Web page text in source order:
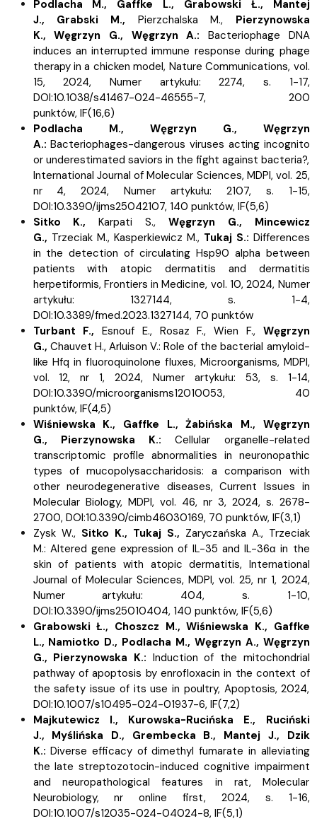
Podlacha M.,
Gaffke L., Grabowski Ł.,
Mantej
J.,
Grabski M., Pierzchalska M.,
Pierzynowska
K.,
Węgrzyn G., Węgrzyn A.:
Bacteriophage DNA
induces an interrupted immune response during phage
therapy in a chicken model, Nature Communications, vol.
15, 2024, Numer artykułu: 2274, s.
1-17,
DOI:10.1038/s41467-024-46555-7, 200
punktów, IF(16,6)
Podlacha M.,
Węgrzyn G.,
Węgrzyn
A.: Bacteriophages-dangerous viruses acting incognito
or underestimated saviors in the fight against bacteria?,
International Journal of Molecular Sciences, MDPI, vol. 25,
nr 4, 2024, Numer artykułu: 2107, s.
1-15,
DOI:10.3390/ijms25042107, 140 punktów, IF(5,6)
Sitko K.,
Karpati S., Węgrzyn G.,
Mincewicz
G., Trzeciak M., Kasperkiewicz M., Tukaj S.: Differences
in the detection of circulating Hsp90 alpha between
patients with atopic dermatitis and dermatitis
herpetiformis, Frontiers in Medicine, vol. 10, 2024, Numer
artykułu: 1327144, s.
1-4,
DOI:10.3389/fmed.2023.1327144, 70 punktów
Turbant F., Esnouf E., Rosaz F., Wien F., Węgrzyn
G., Chauvet H., Arluison V.: Role of the bacterial amyloid-
like Hfq in fluoroquinolone fluxes, Microorganisms, MDPI,
vol. 12, nr 1, 2024, Numer artykułu: 53, s.
1-14,
DOI:10.3390/microorganisms12010053, 40
punktów, IF(4,5)
Wiśniewska K.,
Gaffke L., Żabińska M., Węgrzyn
G.,
Pierzynowska K.:
Cellular organelle-related
transcriptomic profile abnormalities in neuronopathic
types of mucopolysaccharidosis: a comparison with
other neurodegenerative diseases, Current Issues in
Molecular Biology, MDPI, vol. 46, nr 3, 2024, s. 2678-
2700, DOI:10.3390/cimb46030169, 70 punktów, IF(3,1)
Zysk W., Sitko K., Tukaj S., Zaryczańska A., Trzeciak
M.: Altered gene expression of IL-35 and IL-36α in the
skin of patients with atopic dermatitis, International
Journal of Molecular Sciences, MDPI, vol. 25, nr 1, 2024,
Numer artykułu: 404, s.
1-10,
DOI:10.3390/ijms25010404, 140 punktów, IF(5,6)
Grabowski Ł., Choszcz M., Wiśniewska K., Gaffke
L., Namiotko D., Podlacha M., Węgrzyn A., Węgrzyn
G., Pierzynowska K.: Induction of the mitochondrial
pathway of apoptosis by enrofloxacin in the context of
the safety issue of its use in poultry, Apoptosis, 2024,
DOI:10.1007/s10495-024-01937-6, IF(7,2)
Majkutewicz I.,
Kurowska-Rucińska E.,
Ruciński
J., Myślińska D., Grembecka B., Mantej J.,
Dzik
K.: Diverse efficacy of dimethyl fumarate in alleviating
the late streptozotocin-induced cognitive impairment
and neuropathological features in rat, Molecular
Neurobiology, nr online first, 2024, s.
1-16,
DOI:10.1007/s12035-024-04024-8, IF(5,1)